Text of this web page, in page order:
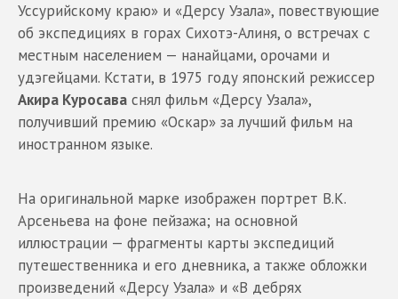
Уссурийскому краю» и «Дерсу Узала», повествующие
об экспедициях в горах Сихотэ-Алиня, о встречах с
местным населением — нанайцами, орочами и
удэгейцами. Кстати, в 1975 году японский режиссер
Акира Куросава снял фильм «Дерсу Узала»,
получивший премию «Оскар» за лучший фильм на
иностранном языке.
На оригинальной марке изображен портрет В.К.
Арсеньева на фоне пейзажа; на основной
иллюстрации — фрагменты карты экспедиций
путешественника и его дневника, а также обложки
произведений «Дерсу Узала» и «В дебрях